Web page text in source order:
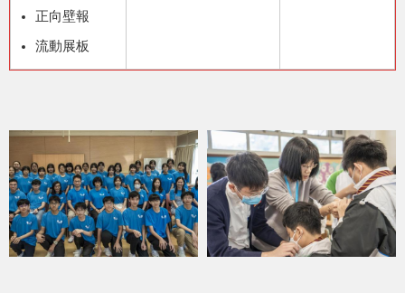
正向壁報
流動展板